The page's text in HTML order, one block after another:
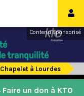
Contenu sponsorisé
Chapelet à Lourdes
Faire un don à KTO